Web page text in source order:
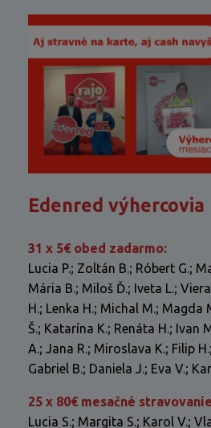
Edenred výhercovia
31 x 5€ obed zadarmo:
Lucia P.; Zoltán B.; Róbert G.;
Mária B.; Miloš Ď.; Iveta L.;
H.; Lenka H.; Michal M.; Magda
Š.; Katarína K.; Renáta H.; Ivan
A.; Jana R.; Miroslava K.; Filip H.;
Gabriel B.; Daniela J.; Eva V.;
25 x 80€ mesačné
Lucia S.; Margita S.; Karol V.;